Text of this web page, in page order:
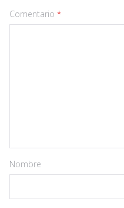
Comentario *
Nombre